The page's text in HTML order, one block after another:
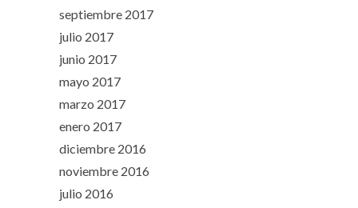
septiembre 2017
julio 2017
junio 2017
mayo 2017
marzo 2017
enero 2017
diciembre 2016
noviembre 2016
julio 2016